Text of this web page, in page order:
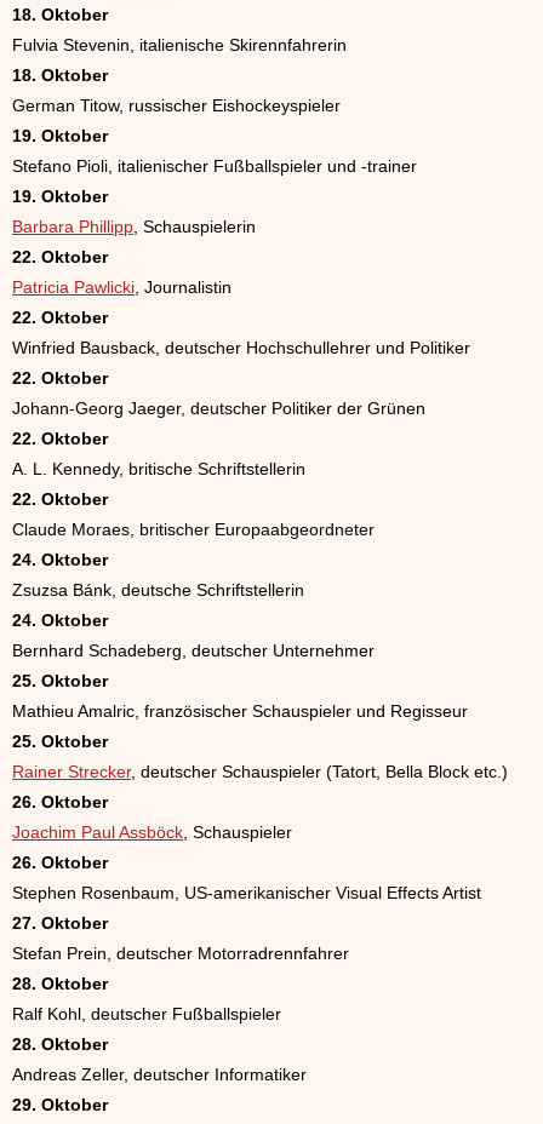
18. Oktober
Fulvia Stevenin, italienische Skirennfahrerin
18. Oktober
German Titow, russischer Eishockeyspieler
19. Oktober
Stefano Pioli, italienischer Fußballspieler und -trainer
19. Oktober
Barbara Phillipp , Schauspielerin
22. Oktober
Patricia Pawlicki , Journalistin
22. Oktober
Winfried Bausback, deutscher Hochschullehrer und Politiker
22. Oktober
Johann-Georg Jaeger, deutscher Politiker der Grünen
22. Oktober
A. L. Kennedy, britische Schriftstellerin
22. Oktober
Claude Moraes, britischer Europaabgeordneter
24. Oktober
Zsuzsa Bánk, deutsche Schriftstellerin
24. Oktober
Bernhard Schadeberg, deutscher Unternehmer
25. Oktober
Mathieu Amalric, französischer Schauspieler und Regisseur
25. Oktober
Rainer Strecker, deutscher Schauspieler (Tatort, Bella Block etc.)
26. Oktober
Joachim Paul Assböck , Schauspieler
26. Oktober
Stephen Rosenbaum, US-amerikanischer Visual Effects Artist
27. Oktober
Stefan Prein, deutscher Motorradrennfahrer
28. Oktober
Ralf Kohl, deutscher Fußballspieler
28. Oktober
Andreas Zeller, deutscher Informatiker
29. Oktober